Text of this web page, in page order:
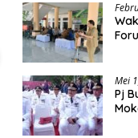
Bupati Yusra Alhabsyi
Pejabat, Rolling
Keempat di Pemkab
Mei
Pj